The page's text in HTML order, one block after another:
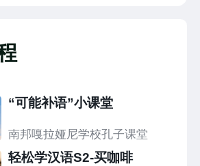
相接”等汉语表达的文化内涵，展
表达等领域的广泛应用，传递
，带领观众感受华夏体育魅力，
化的独特风采。
“可能补语”小课堂
南邦嘎拉娅尼学校孔子课堂
轻松学汉语S2-买咖啡